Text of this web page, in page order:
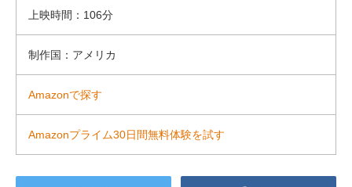
上映時間：106分
制作国：アメリカ
Amazonで探す
Amazonプライム30日間無料体験を試す